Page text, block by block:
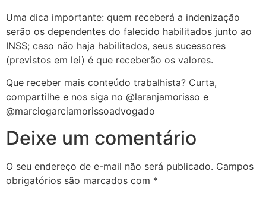
Uma dica importante: quem receberá a indenização
serão os dependentes do falecido habilitados junto ao
INSS; caso não haja habilitados, seus sucessores
(previstos em lei) é que receberão os valores.
Que receber mais conteúdo trabalhista? Curta,
compartilhe e nos siga no @‌laranjamorisso e
@‌marciogarciamorissoadvogado
Deixe um comentário
O seu endereço de e-mail não será publicado. Campos
obrigatórios são marcados com *